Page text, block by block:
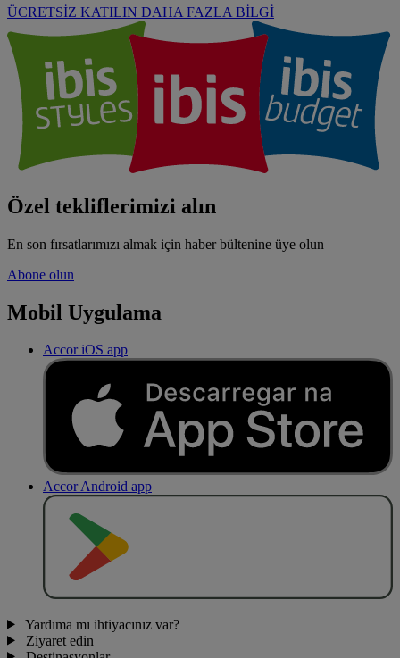
ÜCRETSİZ KATILIN DAHA FAZLA BİLGİ
Özel tekliflerimizi alın
En son fırsatlarımızı almak için haber bültenine üye olun
Abone olun
Mobil Uygulama
Accor iOS app
Accor Android app
Yardıma mı ihtiyacınız var?
Ziyaret edin